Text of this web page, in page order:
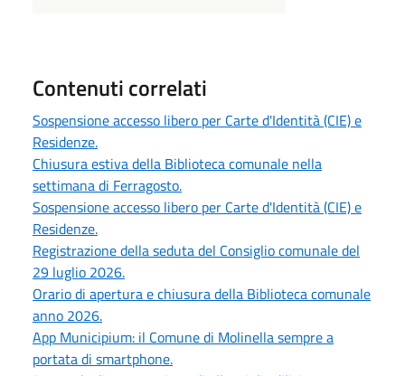
Contenuti correlati
Sospensione accesso libero per Carte d'Identità (CIE) e
Residenze.
Chiusura estiva della Biblioteca comunale nella
settimana di Ferragosto.
Sospensione accesso libero per Carte d'Identità (CIE) e
Residenze.
Registrazione della seduta del Consiglio comunale del
29 luglio 2026.
Orario di apertura e chiusura della Biblioteca comunale
anno 2026.
App Municipium: il Comune di Molinella sempre a
portata di smartphone.